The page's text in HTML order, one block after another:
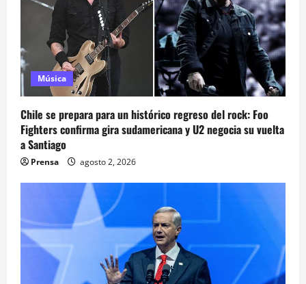
Música
Chile se prepara para un histórico regreso del rock: Foo
Fighters confirma gira sudamericana y U2 negocia su vuelta
a Santiago
Prensa agosto 2, 2026